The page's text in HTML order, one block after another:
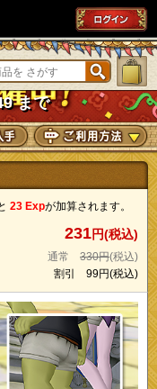
ップ
まで
23 Expが加算されます。
231円(税込)
通常 330円(税込)
割引 99円(税込)